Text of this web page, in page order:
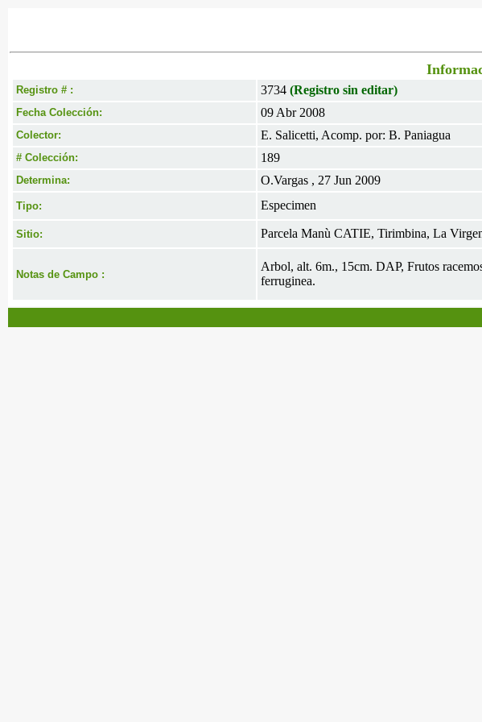
Registro # : 3734 (Registro sin editar)
Fecha Colección: 09 Abr 2008
Colector: E. Salicetti, Acomp. por: B. Paniagua
# Colección: 189
Determina: O.Vargas , 27 Jun 2009
Tipo: Especimen
Sitio: Parcela Manù CATIE, Tirimbina, La
Notas de Campo :
Arbol, alt. 6m., 15cm. DAP, Frutos
ferruginea.